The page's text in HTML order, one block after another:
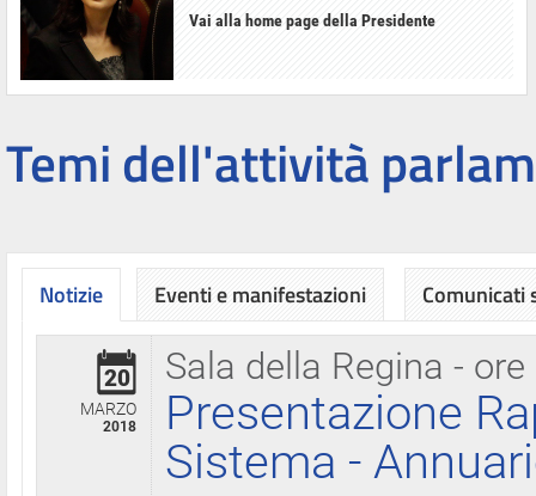
Vai alla home page della Presidente
Temi dell'attività
Notizie
Sala della Regina - ore
20
MARZO
2018
Presentazione
Sistema -
Eventi e manifestazioni Comunicati